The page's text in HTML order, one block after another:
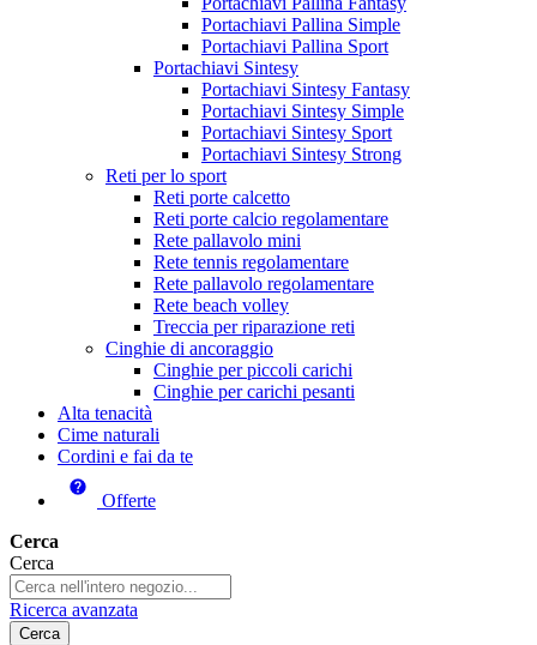
Portachiavi Pallina Simple
Portachiavi Pallina Sport
Portachiavi Sintesy
Portachiavi Sintesy Fantasy
Portachiavi Sintesy Simple
Portachiavi Sintesy Sport
Portachiavi Sintesy Strong
Reti per lo sport
Reti porte calcetto
Reti porte calcio regolamentare
Rete pallavolo mini
Rete tennis regolamentare
Rete pallavolo regolamentare
Rete beach volley
Treccia per riparazione reti
Cinghie di ancoraggio
Cinghie per piccoli carichi
Cinghie per carichi pesanti
Alta tenacità
Cime naturali
Cordini e fai da te
Offerte
Cerca
Cerca
Ricerca avanzata
Cerca